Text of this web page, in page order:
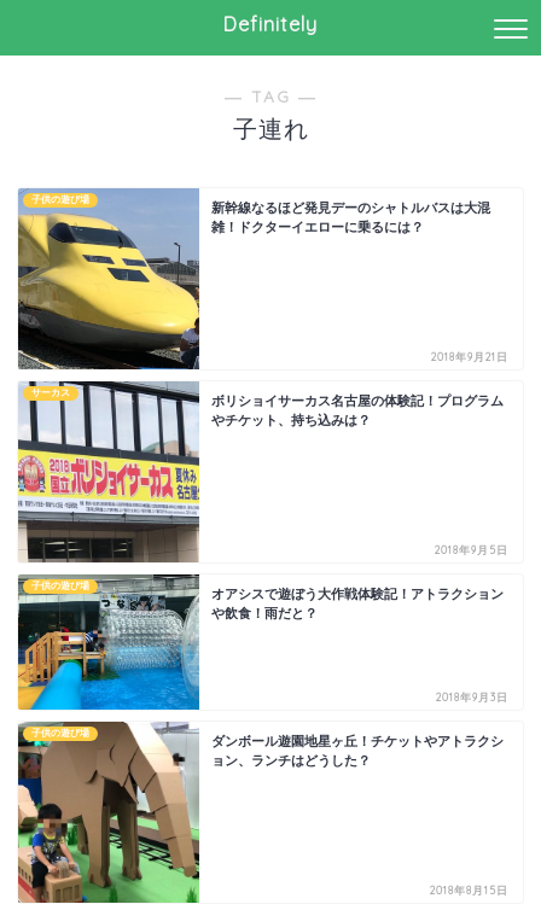
Definitely
― TAG ―
子連れ
子供の遊び場
新幹線なるほど発見デーのシャトルバスは大混
雑！ドクターイエローに乗るには？
2018年9月21日
サーカス
ボリショイサーカス名古屋の体験記！プログラム
やチケット、持ち込みは？
2018年9月5日
子供の遊び場
オアシスで遊ぼう大作戦体験記！アトラクション
や飲食！雨だと？
2018年9月3日
子供の遊び場
ダンボール遊園地星ヶ丘！チケットやアトラクシ
ョン、ランチはどうした？
2018年8月15日